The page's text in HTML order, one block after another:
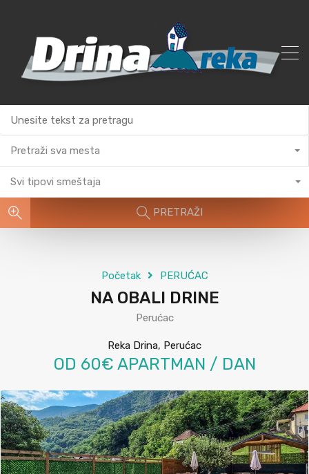
Pretraži sva mesta
Svi tipovi smeštaja
PRETRAŽI
Početak PERUĆAC
NA OBALI DRINE
Perućac
Reka Drina, Perućac
OD 60€ APARTMAN / DAN